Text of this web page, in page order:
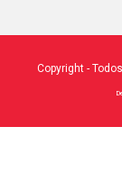
Copyright -